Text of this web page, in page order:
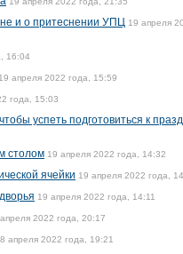
и о притеснении УПЦ 19 апреля
16:04
19 апреля 2022 года, 15:59
года, 15:03
успеть подготовиться к
столом 19 апреля 2022 года, 14:32
ячейки 19 апреля 2022 года,
19 апреля 2022 года, 14:11
2022 года, 20:17
апреля 2022 года, 19:21